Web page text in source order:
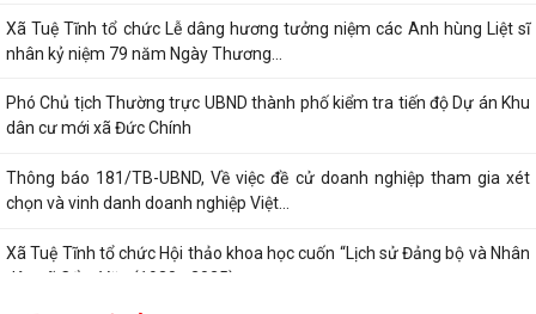
Thông báo 192/TB-UBND, về việc tuyển chọn thực tập sinh nữ đi thực
tập kỹ thuật tại Nhật Bản Đợt II...
Xã Tuệ Tĩnh tổ chức Lễ dâng hương tưởng niệm các Anh hùng Liệt sĩ
nhân kỷ niệm 79 năm Ngày Thương...
Phó Chủ tịch Thường trực UBND thành phố kiểm tra tiến độ Dự án Khu
dân cư mới xã Đức Chính
Thông báo 181/TB-UBND, Về việc đề cử doanh nghiệp tham gia xét
chọn và vinh danh doanh nghiệp Việt...